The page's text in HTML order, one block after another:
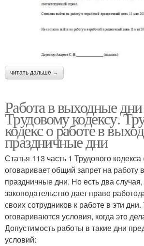
читать дальше →
Работа в выходные
Трудовому кодексу.
кодекс о работе в
праздничные дни
Статья 113 часть 1 Трудового
оговаривает общий запрет на работу
праздничные дни. Но есть два
законодательство дает право
своих сотрудников к работе в эти
оговариваются условия, когда это
Допустимость работы в такие дни
условий: